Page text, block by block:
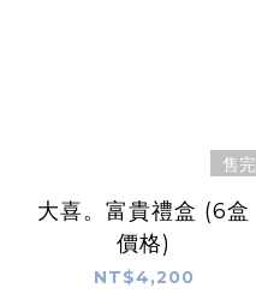
售完
大喜。富貴禮盒 (6盒
價格)
NT$4,200